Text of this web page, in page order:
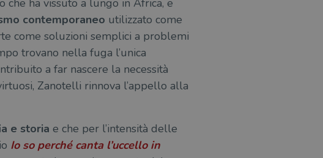
che ha vissuto a lungo in Africa, e
contemporaneo utilizzato come
come soluzioni semplici a problemi
trovano nella fuga l’unica
a far nascere la necessità
Zanotelli rinnova l’appello alla
e storia e che per l’intensità delle
Io so perché canta l’uccello in